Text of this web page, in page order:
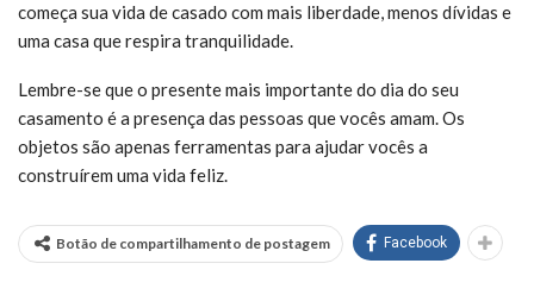
começa sua vida de casado com mais liberdade, menos dívidas e
uma casa que respira tranquilidade.
Lembre-se que o presente mais importante do dia do seu
casamento é a presença das pessoas que vocês amam. Os
objetos são apenas ferramentas para ajudar vocês a
construírem uma vida feliz.
Botão de compartilhamento de postagem Facebook